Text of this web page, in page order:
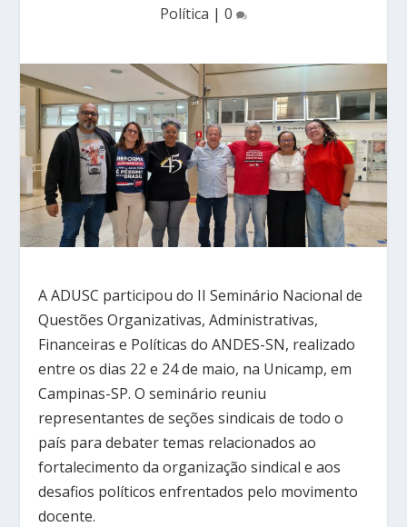
Política | 0
A ADUSC participou do II Seminário Nacional de
Questões Organizativas, Administrativas,
Financeiras e Políticas do ANDES-SN, realizado
entre os dias 22 e 24 de maio, na Unicamp, em
Campinas-SP. O seminário reuniu
representantes de seções sindicais de todo o
país para debater temas relacionados ao
fortalecimento da organização sindical e aos
desafios políticos enfrentados pelo movimento
docente.